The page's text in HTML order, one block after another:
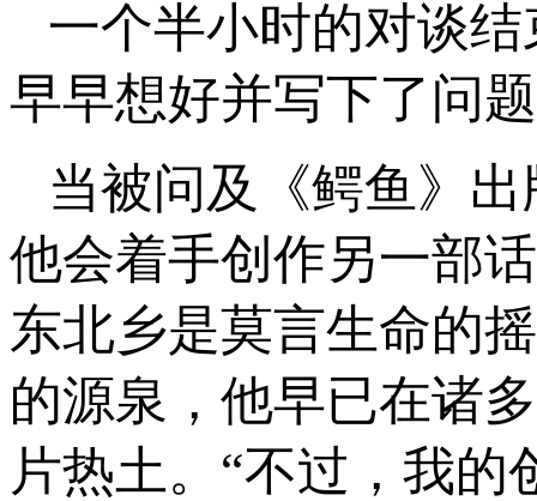
一个半小时的对谈
早早想好并写下了问
当被问及《鳄鱼》
他会着手创作另一部
东北乡是莫言生命的
的源泉，他早已在诸
片热土。“不过，我的